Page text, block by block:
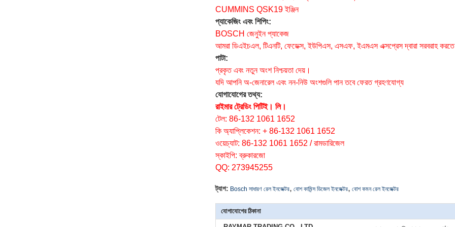
CUMMINS QSK19 ইঞ্জিন
প্যাকেজিং এবং শিপিং:
BOSCH জেনুইন প্যাকেজ
আমরা ডিএইচএল, টিএনটি, ফেডেক্স, ইউপিএস, এসএফ, ইএমএস এক্সপ্রেস দ্বারা সরবরাহ করতে
পাটা:
প্রকৃত এবং নতুন অংশ নিশ্চয়তা দেয়।
যদি আপনি অ-জেনারেল এবং নন-নিউ অংশগুলি পান তবে ফেরত গ্রহণযোগ্য
যোগাযোগের তথ্য:
রাইমার ট্রেডিং পিটিই। লি।
টেল: 86-132 1061 1652
কি অ্যাপ্লিকেশন: + 86-132 1061 1652
ওয়েচ্যাট: 86-132 1061 1652 / রামডারিজেল
স্কাইপি: ব্রুকারজো
QQ: 273945255
ট্যাগ: Bosch সাধারণ রেল ইনজেক্টর, বোশ কামিন্স ডিজেল ইনজেক্টর, বোশ কমন রেল ইনজেক্টর
যোগাযোগের ঠিকানা